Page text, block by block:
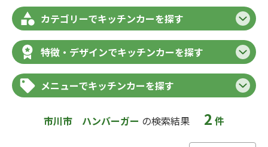
カテゴリーでキッチンカーを探す
特徴・デザインでキッチンカーを探す
メニューでキッチンカーを探す
市川市 ハンバーガー の検索結果 2 件